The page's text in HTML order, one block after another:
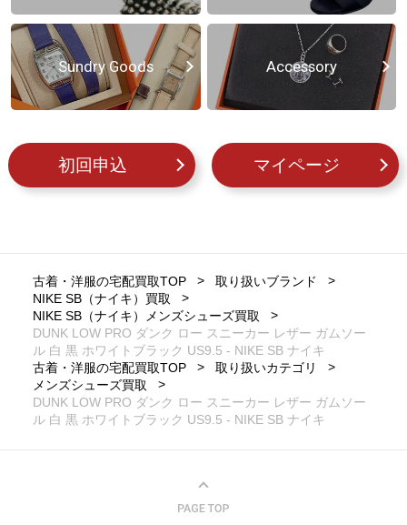
Sundry Goods Accessory
初回申込 マイページ
古着・洋服の宅配買取TOP
取り扱いブランド
NIKE SB（ナイキ）買取
NIKE SB（ナイキ）メンズシューズ買取
DUNK LOW PRO ダンク ロー スニーカー レザー ガムソー
ル 白 黒 ホワイトブラック US9.5 - NIKE SB ナイキ
古着・洋服の宅配買取TOP
取り扱いカテゴリ
メンズシューズ買取
DUNK LOW PRO ダンク ロー スニーカー レザー ガムソー
ル 白 黒 ホワイトブラック US9.5 - NIKE SB ナイキ